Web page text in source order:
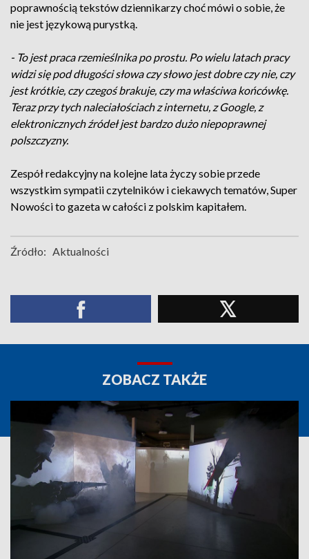
poprawnością tekstów dziennikarzy choć mówi o sobie, że
nie jest językową purystką.
- To jest praca rzemieślnika po prostu. Po wielu latach pracy
widzi się pod długości słowa czy słowo jest dobre czy nie, czy
jest krótkie, czy czegoś brakuje, czy ma właściwa końcówkę.
Teraz przy tych naleciałościach z internetu, z Google, z
elektronicznych źródeł jest bardzo dużo niepoprawnej
polszczyzny.
Zespół redakcyjny na kolejne lata życzy sobie przede
wszystkim sympatii czytelników i ciekawych tematów, Super
Nowości to gazeta w całości z polskim kapitałem.
Źródło: Aktualności
ZOBACZ TAKŻE